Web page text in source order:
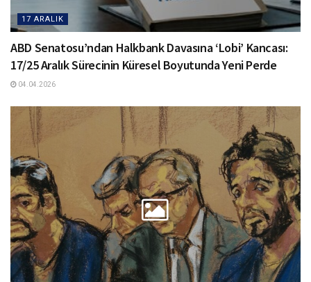
17 ARALIK
ABD Senatosu’ndan Halkbank Davasına ‘Lobi’ Kancası:
17/25 Aralık Sürecinin Küresel Boyutunda Yeni Perde
04.04.2026